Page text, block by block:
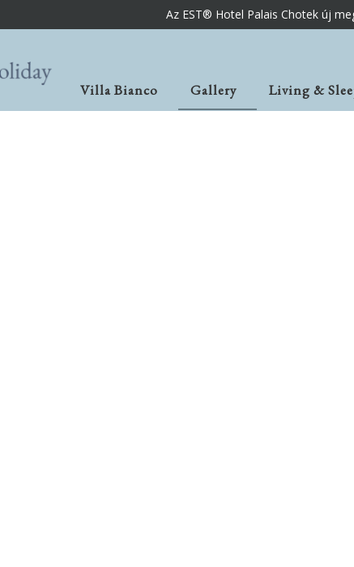
Az EST® Hotel Palais Chotek új
Villa Bianco Gallery Living &